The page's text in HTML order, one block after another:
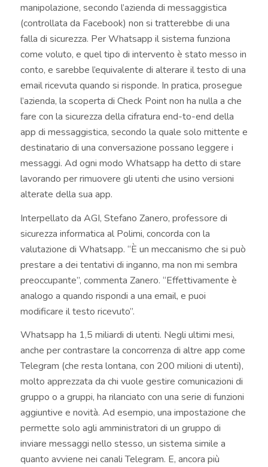
manipolazione, secondo l’azienda di messaggistica
(controllata da Facebook) non si tratterebbe di una
falla di sicurezza. Per Whatsapp il sistema funziona
come voluto, e quel tipo di intervento è stato messo in
conto, e sarebbe l’equivalente di alterare il testo di una
email ricevuta quando si risponde. In pratica, prosegue
l’azienda, la scoperta di Check Point non ha nulla a che
fare con la sicurezza della cifratura end-to-end della
app di messaggistica, secondo la quale solo mittente e
destinatario di una conversazione possano leggere i
messaggi. Ad ogni modo Whatsapp ha detto di stare
lavorando per rimuovere gli utenti che usino versioni
alterate della sua app.
Interpellato da AGI, Stefano Zanero, professore di
sicurezza informatica al Polimi, concorda con la
valutazione di Whatsapp. “È un meccanismo che si può
prestare a dei tentativi di inganno, ma non mi sembra
preoccupante”, commenta Zanero. “Effettivamente è
analogo a quando rispondi a una email, e puoi
modificare il testo ricevuto”.
Whatsapp ha 1,5 miliardi di utenti. Negli ultimi mesi,
anche per contrastare la concorrenza di altre app come
Telegram (che resta lontana, con 200 milioni di utenti),
molto apprezzata da chi vuole gestire comunicazioni di
gruppo o a gruppi, ha rilanciato con una serie di funzioni
aggiuntive e novità. Ad esempio, una impostazione che
permette solo agli amministratori di un gruppo di
inviare messaggi nello stesso, un sistema simile a
quanto avviene nei canali Telegram. E, ancora più